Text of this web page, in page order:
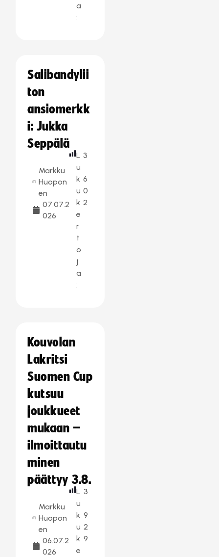
a
:
Salibandylii
ton
ansiomerkk
i: Jukka
Seppälä
Markku
Huopon
en
07.07.2
026
L
u
k
u
k
e
r
t
o
j
a
:
3
6
0
2
Kouvolan
Lakritsi
Suomen Cup
kutsuu
joukkueet
mukaan –
ilmoittautu
minen
päättyy 3.8.
Markku
Huopon
en
06.07.2
026
L
u
k
u
k
e
3
9
2
9